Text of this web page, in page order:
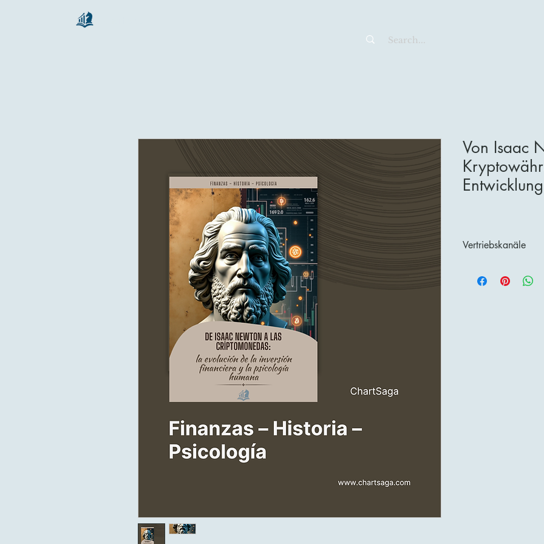
Von Isaac
Vertriebskanäle
offiziellen